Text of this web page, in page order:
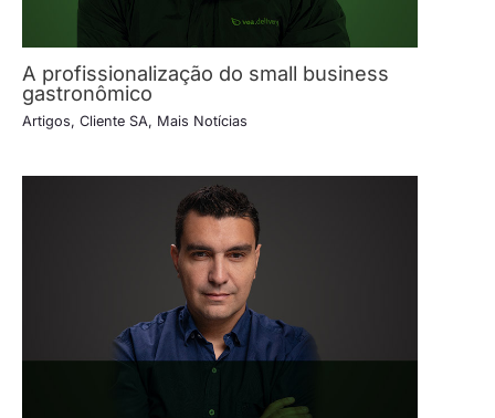
A profissionalização do small business
gastronômico
Artigos, Cliente SA, Mais Notícias